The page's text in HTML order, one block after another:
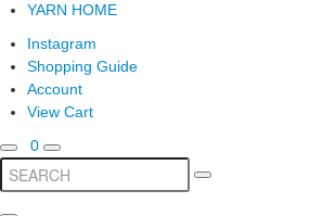
YARN HOME
Instagram
Shopping Guide
Account
View Cart
0